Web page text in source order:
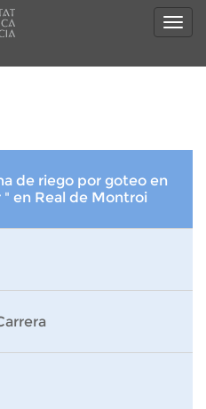
de riego por goteo en
" en Real de Montroi